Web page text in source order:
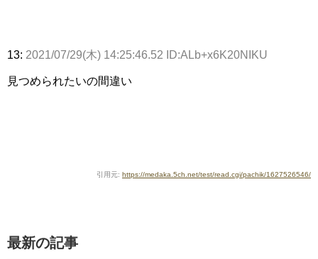
13: 2021/07/29(木) 14:25:46.52 ID:ALb+x6K20NIKU
見つめられたいの間違い
引用元: https://medaka.5ch.net/test/read.cgi/pachik/1627526546/
最新の記事